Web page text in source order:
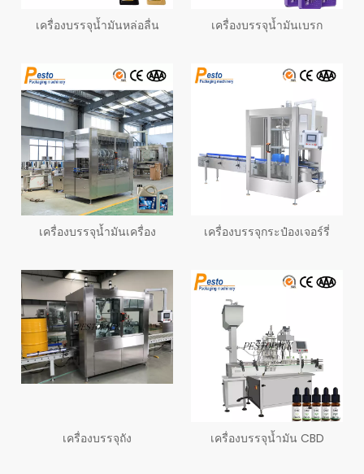
เครื่องบรรจุน้ำมันหล่อลื่น เครื่องบรรจุน้ำมันเบรก
เครื่องบรรจุน้ำมันเครื่อง เครื่องบรรจุกระป๋องเจอร์รี่
เครื่องบรรจุถัง เครื่องบรรจุน้ำมัน CBD